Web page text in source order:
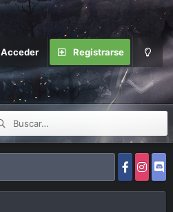
Acceder Registrarse